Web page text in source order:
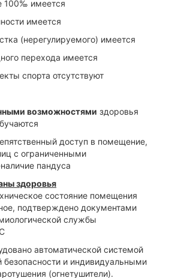
100‰ имеется
имеется
(нерегулируемого) имеется
перехода имеется
спорта отсутствуют
возможностями здоровья
доступ в помещение,
с ограниченными
пандуса
здоровья
состояние помещения
подтверждено документами
службы
автоматической системой
безопасности и индивидуальными
(огнетушители).